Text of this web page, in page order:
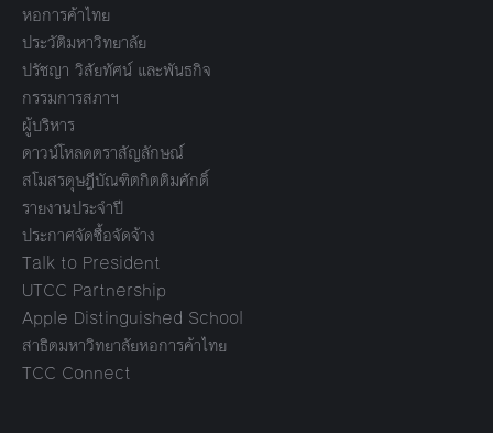
หอการค้าไทย
ประวัติมหาวิทยาลัย
ปรัชญา วิสัยทัศน์ และพันธกิจ
กรรมการสภาฯ
ผู้บริหาร
ดาวน์โหลดตราสัญลักษณ์
สโมสรดุษฎีบัณฑิตกิตติมศักดิ์
รายงานประจำปี
ประกาศจัดซื้อจัดจ้าง
Talk to President
UTCC Partnership
Apple Distinguished School
สาธิตมหาวิทยาลัยหอการค้าไทย
TCC Connect